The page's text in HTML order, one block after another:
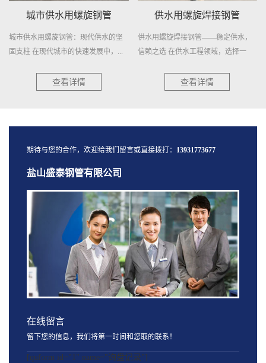
城市供水用螺旋钢管
城市供水用螺旋钢管：现代供水的坚
固支柱 在现代城市的快速发展中，...
查看详情
供水用螺旋焊接钢管
供水用螺旋焊接钢管——稳定供水，
信赖之选 在供水工程领域，选择一
查看详情
期待与您的合作，欢迎给我们留言或直接拨打： 13931773677
盐山盛泰钢管有限公司
在线留言
留下您的信息，我们将第一时间和您取的联系！
[quform id="1" name="询盘记录"]